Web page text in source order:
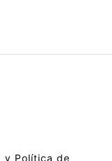
y Política de